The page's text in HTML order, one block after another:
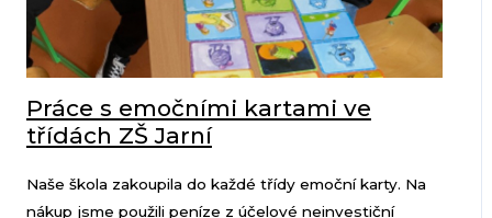
Práce s emočními kartami ve
třídách ZŠ Jarní
Naše škola zakoupila do každé třídy emoční karty. Na
nákup jsme použili peníze z účelové neinvestiční